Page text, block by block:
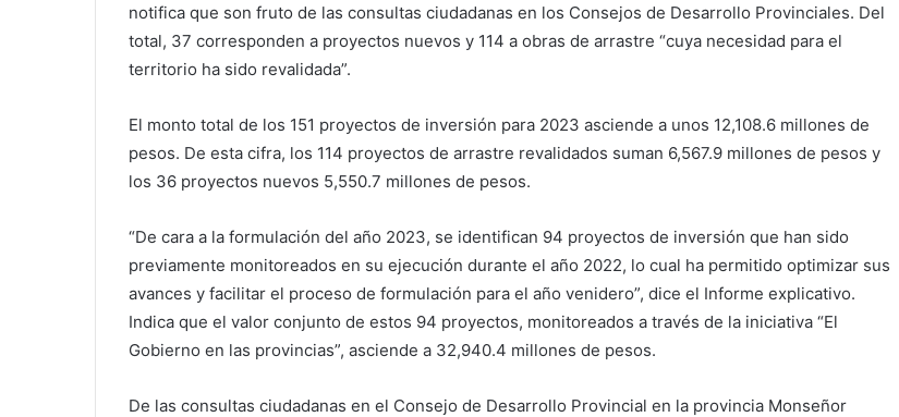
notifica que son fruto de las consultas ciudadanas en los Consejos de Desarrollo Provinciales. Del
total, 37 corresponden a proyectos nuevos y 114 a obras de arrastre “cuya necesidad para el
territorio ha sido revalidada”.
El monto total de los 151 proyectos de inversión para 2023 asciende a unos 12,108.6 millones de
pesos. De esta cifra, los 114 proyectos de arrastre revalidados suman 6,567.9 millones de pesos y
los 36 proyectos nuevos 5,550.7 millones de pesos.
“De cara a la formulación del año 2023, se identifican 94 proyectos de inversión que han sido
previamente monitoreados en su ejecución durante el año 2022, lo cual ha permitido optimizar sus
avances y facilitar el proceso de formulación para el año venidero”, dice el Informe explicativo.
Indica que el valor conjunto de estos 94 proyectos, monitoreados a través de la iniciativa “El
Gobierno en las provincias”, asciende a 32,940.4 millones de pesos.
De las consultas ciudadanas en el Consejo de Desarrollo Provincial en la provincia Monseñor